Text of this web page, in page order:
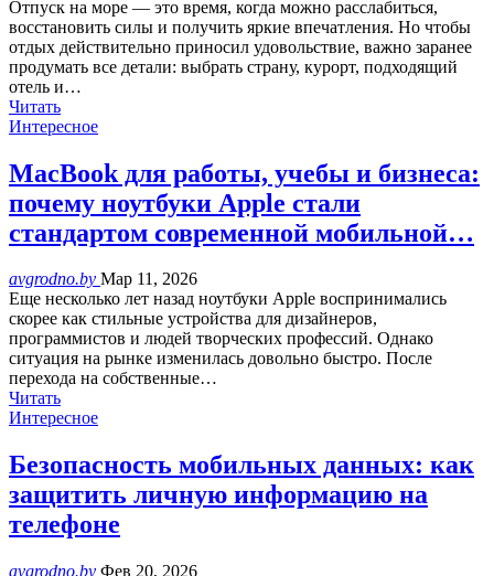
Отпуск на море — это время, когда можно расслабиться,
восстановить силы и получить яркие впечатления. Но чтобы
отдых действительно приносил удовольствие, важно заранее
продумать все детали: выбрать страну, курорт, подходящий
отель и…
Читать
Интересное
MacBook для работы, учебы и бизнеса:
почему ноутбуки Apple стали
стандартом современной мобильной…
avgrodno.by Мар 11, 2026
Еще несколько лет назад ноутбуки Apple воспринимались
скорее как стильные устройства для дизайнеров,
программистов и людей творческих профессий. Однако
ситуация на рынке изменилась довольно быстро. После
перехода на собственные…
Читать
Интересное
Безопасность мобильных данных: как
защитить личную информацию на
телефоне
avgrodno.by Фев 20, 2026